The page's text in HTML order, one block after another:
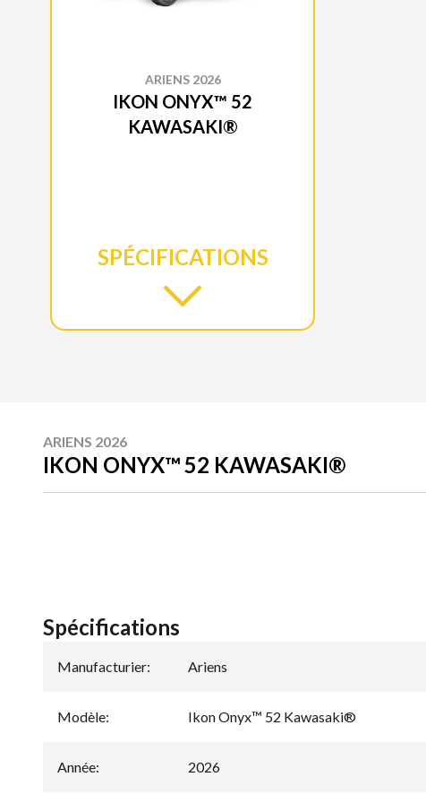
ARIENS 2026
IKON ONYX™ 52
KAWASAKI®
SPÉCIFICATIONS
ARIENS 2026
IKON ONYX™ 52 KAWASAKI®
Spécifications
Manufacturier: Ariens
Modèle: Ikon Onyx™ 52 Kawasaki®
Année: 2026